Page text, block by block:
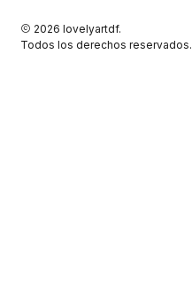
2026 lovelyartdf.
Todos los derechos reservados.